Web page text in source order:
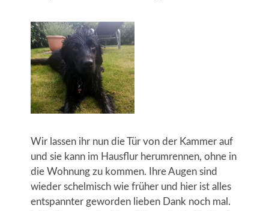
Wir lassen ihr nun die Tür von der Kammer auf
und sie kann im Hausflur herumrennen, ohne in
die Wohnung zu kommen. Ihre Augen sind
wieder schelmisch wie früher und hier ist alles
entspannter geworden lieben Dank noch mal.